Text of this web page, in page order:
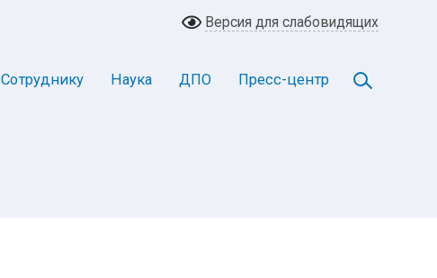
Версия для слабовидящих
Сотруднику Наука ДПО Пресс-центр